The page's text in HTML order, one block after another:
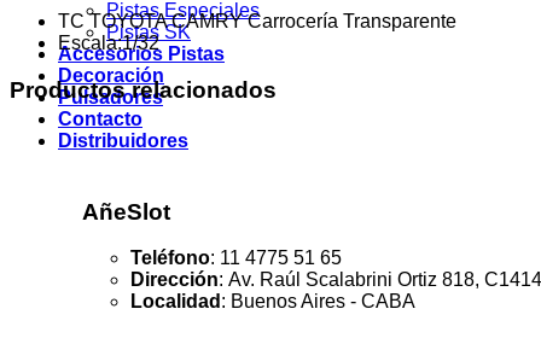
Pistas Especiales
Pistas SK
Accesorios Pistas
Decoración
Pulsadores
Contacto
Distribuidores
AñeSlot
Teléfono: 11 4775 51 65
Dirección: Av. Raúl Scalabrini Ortiz 818,
Localidad : Buenos Aires - CABA
TC TOYOTA CAMRY Carrocería Transparente
Escala:1/32
Productos relacionados